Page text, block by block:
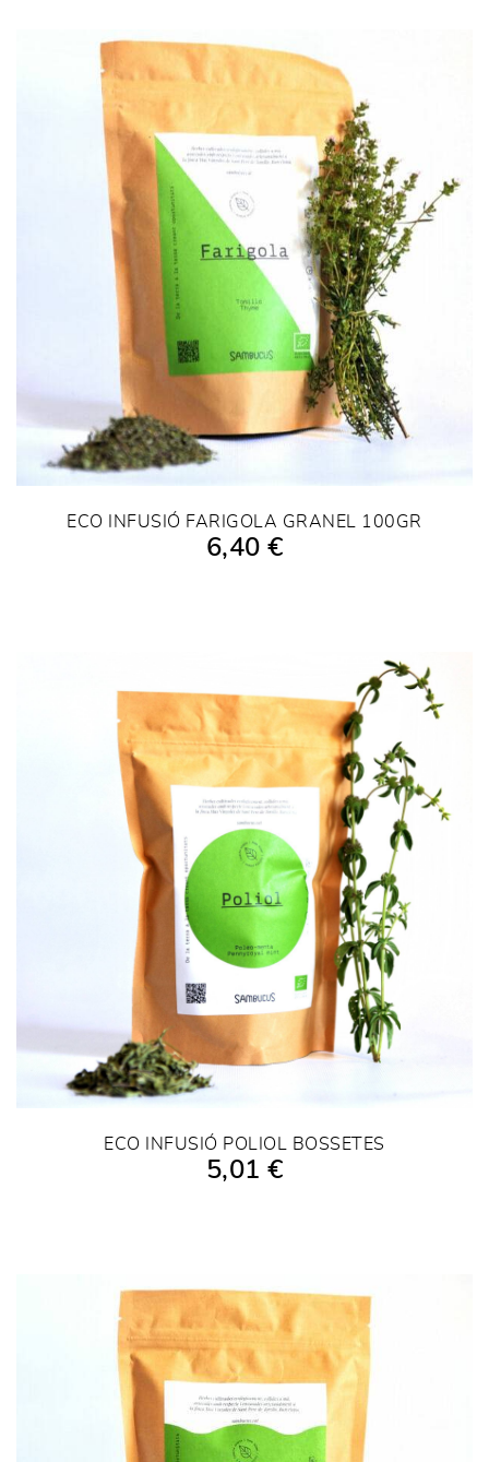
ECO INFUSIÓ FARIGOLA GRANEL 100GR
6,40 €
ECO INFUSIÓ POLIOL BOSSETES
5,01 €